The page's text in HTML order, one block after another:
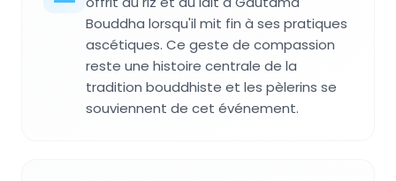
Bouddha lorsqu'il mit fin à ses pratiques
ascétiques. Ce geste de compassion
reste une histoire centrale de la
tradition bouddhiste et les pèlerins se
souviennent de cet événement.